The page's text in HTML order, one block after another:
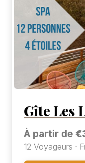
Gîte Les
À partir de
12 Voyageurs ·